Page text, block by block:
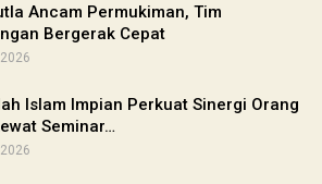
Ancam Permukiman, Tim
Bergerak Cepat
Islam Impian Perkuat Sinergi Orang
Seminar…